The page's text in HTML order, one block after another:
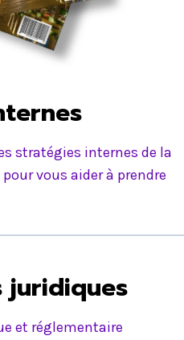
stratégies internes de la
vous aider à prendre
juridiques
et réglementaire